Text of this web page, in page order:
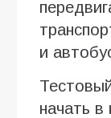
и
начать в